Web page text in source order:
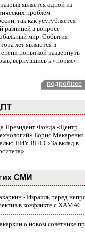
является одной из
проблем
так как усугубляется
разницей в вопросе
мир. События
лет являются в
попыткой развернуть
вернувшись к «норме».
подробнее
Президент Фонда «Центр
Борис Макаренко
НИУ ВШЭ «За вклад в
СМИ
- Израиль перед
в конфликте с ХАМАС
о новом советнике